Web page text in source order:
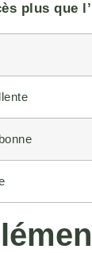
plus que